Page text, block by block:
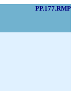
PP.177.RMP